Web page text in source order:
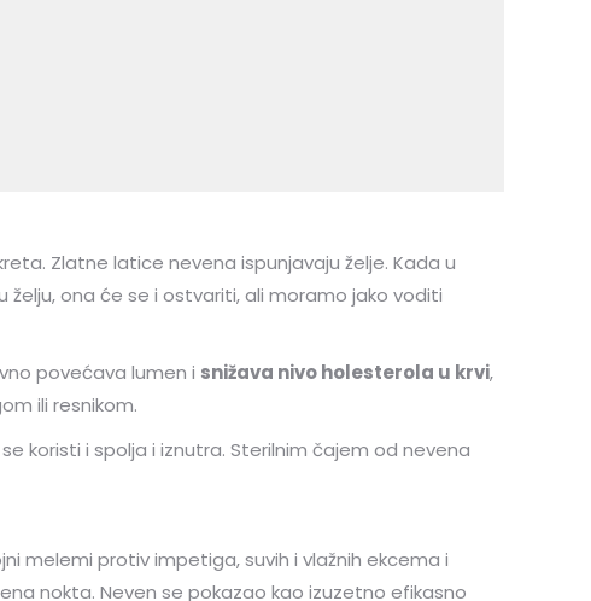
Zlatne latice nevena ispunjavaju želje. Kada u
ona će se i ostvariti, ali moramo jako voditi
povećava lumen i snižava nivo holesterola u krvi,
ili resnikom.
se koristi i spolja i iznutra. Sterilnim čajem od nevena
melemi protiv impetiga, suvih i vlažnih ekcema i
nokta. Neven se pokazao kao izuzetno efikasno